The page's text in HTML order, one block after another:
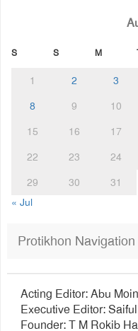
S S M
1 2 3
8
9 10
15
16 17
22
23 24
29
30
31
« Jul
Protikhon Navigation
Acting Editor: Abu
Executive Editor:
Founder: T M Rokib